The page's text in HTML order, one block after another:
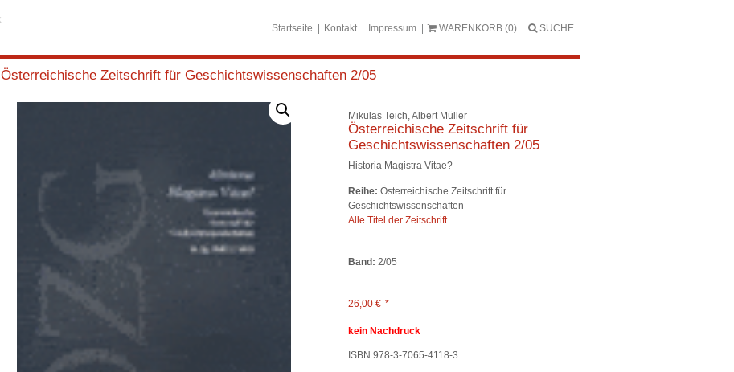
Startseite Kontakt Impressum WARENKORB (0) SUCHE
Österreichische Zeitschrift für Geschichtswissenschaften 2/05
Mikulas Teich, Albert Müller
Österreichische Zeitschrift für
Geschichtswissenschaften 2/05
Historia Magistra Vitae?
Reihe: Österreichische Zeitschrift für
Geschichtswissenschaften
Alle Titel der Zeitschrift
Band: 2/05
26,00 € *
kein Nachdruck
ISBN 978-3-7065-4118-3